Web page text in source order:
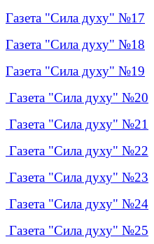
Газета "Сила духу" №17
Газета "Сила духу" №18
Газета "Сила духу" №19
Газета "Сила духу" №20
Газета "Сила духу" №21
Газета "Сила духу" №22
Газета "Сила духу" №23
Газета "Сила духу" №24
Газета "Сила духу" №25